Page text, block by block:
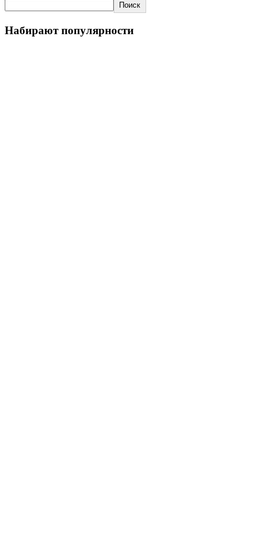
Поиск
Набирают популярности